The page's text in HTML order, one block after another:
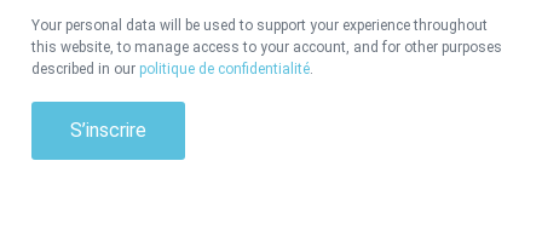
Your personal data will be used to support your experience throughout
this website, to manage access to your account, and for other purposes
described in our politique de confidentialité.
S’inscrire